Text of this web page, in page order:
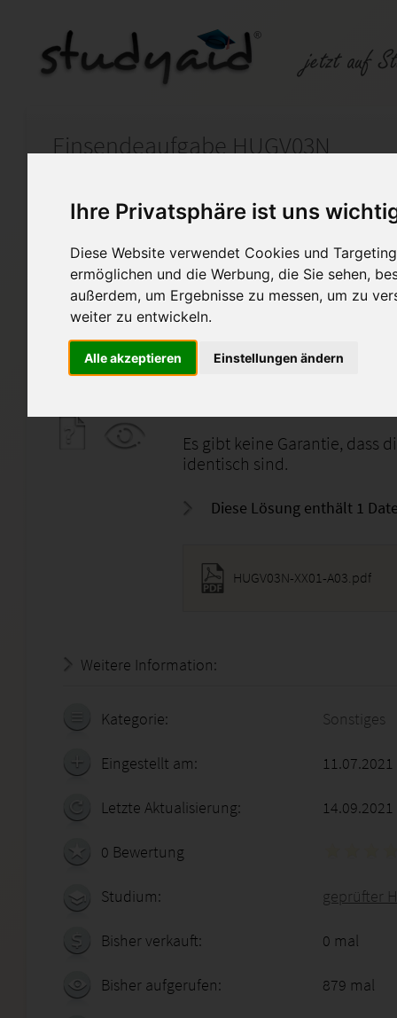
Ihre Privatsphäre ist uns
Diese Website verwendet Cookies und
ermöglichen und die Werbung, die Sie sehen,
außerdem, um Ergebnisse zu messen, um zu
weiter zu entwickeln.
Alle akzeptieren Einstellungen ändern
Einsendeaufgabe HUGV03N
Auf StudyAid.de verkaufen
Startseite Sonstiges
Verwaltung von
>>> Diese Lösung soll für
Vorlage, nicht als Kopie <<<
Es gibt keine Garantie, dass
identisch sind.
Diese Lösung enthält 1
HUGV03N-XX01-A03.pdf
Weitere Information:
Kategorie: Sonstiges
Eingestellt am:
Letzte Aktualisierung: 14.09.2021
0 Bewertung
Studium: geprüfter
Bisher verkauft: 0 mal
Bisher aufgerufen: 879 mal